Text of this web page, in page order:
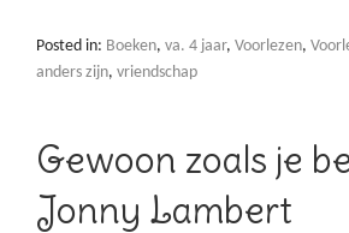
Posted in: Boeken, va. 4 jaar, Voorlezen,
anders zijn, vriendschap
Gewoon zoals je
Jonny Lambert